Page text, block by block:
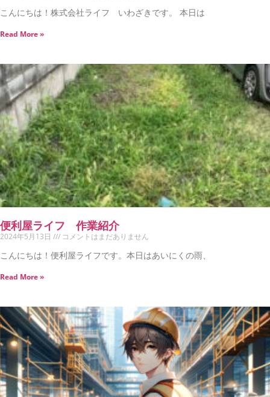
こんにちは！株式会社ライフ いわざきです。 本日は
Read More »
便利屋ライフ 作業紹介
2024年5月13日 コメントはまだありません
こんにちは！便利屋ライフです。本日はあいにくの雨、
Read More »